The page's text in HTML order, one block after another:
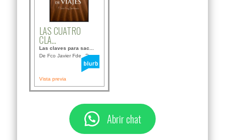
LAS CUATRO
CLA...
Las claves para sac...
De Fco Javier Fdez B...
Vista previa
Abrir chat